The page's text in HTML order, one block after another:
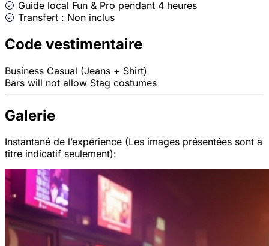
Guide local Fun & Pro pendant 4 heures
Transfert : Non inclus
Code vestimentaire
Business Casual (Jeans + Shirt)
Bars will not allow Stag costumes
Galerie
Instantané de l’expérience (Les images présentées sont à
titre indicatif seulement):